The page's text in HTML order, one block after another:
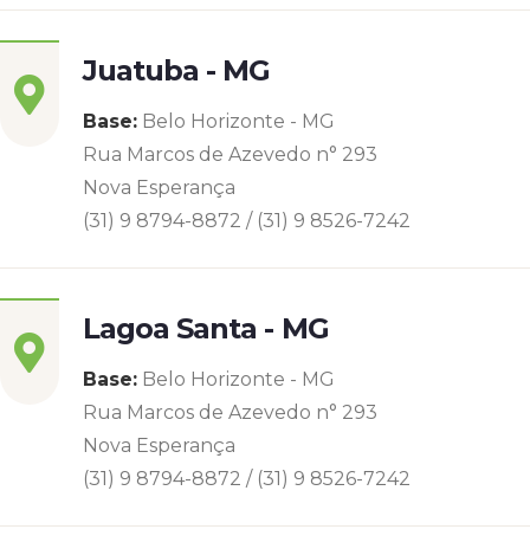
Juatuba - MG
Base: Belo Horizonte - MG
Rua Marcos de Azevedo n° 293
Nova Esperança
(31) 9 8794-8872 / (31) 9 8526-7242
Lagoa Santa - MG
Base: Belo Horizonte - MG
Rua Marcos de Azevedo n° 293
Nova Esperança
(31) 9 8794-8872 / (31) 9 8526-7242